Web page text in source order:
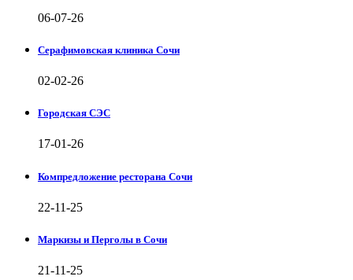
06-07-26
Серафимовская клиника Сочи
02-02-26
Городская СЭС
17-01-26
Компредложение ресторана Сочи
22-11-25
Маркизы и Перголы в Сочи
21-11-25